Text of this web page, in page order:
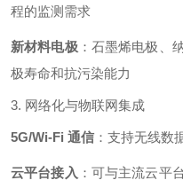
程的监测需求
新材料电极：石墨烯电极、
极寿命和抗污染能力
3. 网络化与物联网集成
5G/Wi-Fi 通信 ：支持无线数
云平台接入 ：可与主流云平